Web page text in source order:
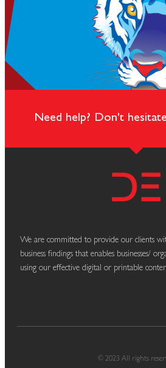
Need help? Don't
We are committed to provide our clients
business findings that enables businesses/
using our effective digital or printable
© 2023 All rights